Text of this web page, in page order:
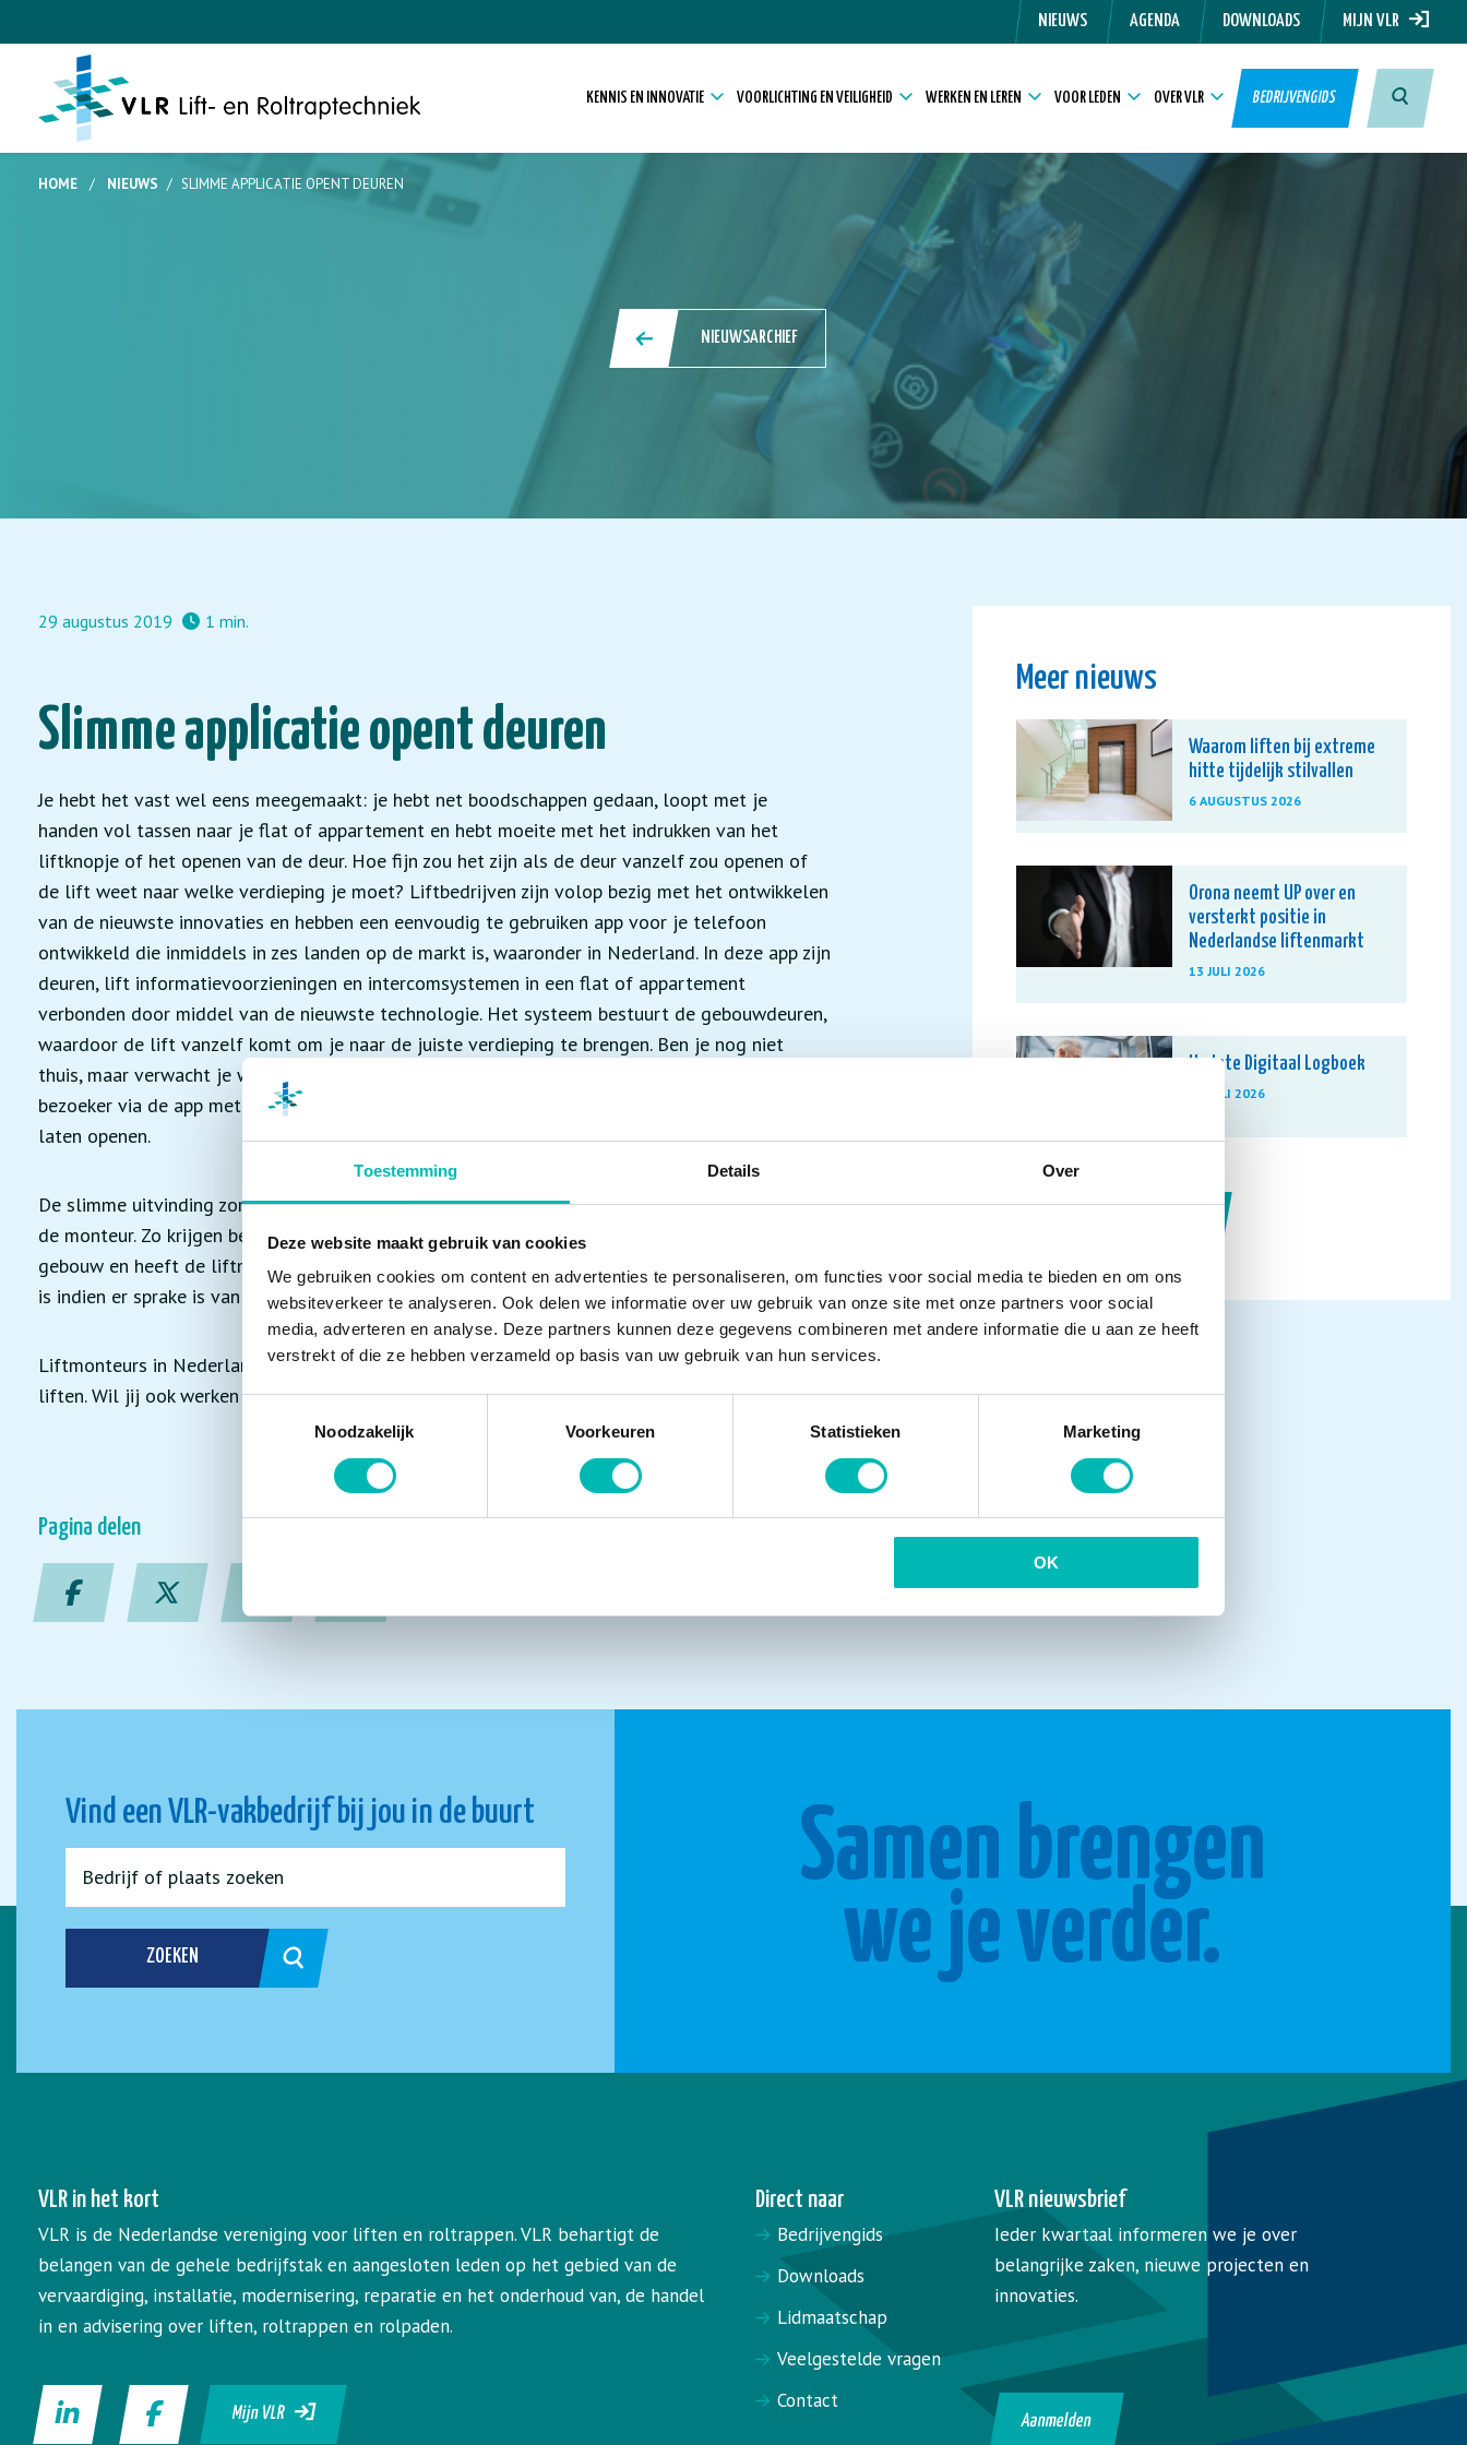
Toestemming Details Over
Deze website maakt gebruik van cookies
We gebruiken cookies om content en advertenties te personaliseren, om functies voor social media te bieden en om ons
websiteverkeer te analyseren. Ook delen we informatie over uw gebruik van onze site met onze partners voor social
media, adverteren en analyse. Deze partners kunnen deze gegevens combineren met andere informatie die u aan ze heeft
verstrekt of die ze hebben verzameld op basis van uw gebruik van hun services.
Noodzakelijk
Voorkeuren Statistieken Marketing
OK
NIEUWS AGENDA DOWNLOADS MIJN VLR
KENNIS EN INNOVATIE VOORLICHTING EN VEILIGHEID WERKEN EN LEREN VOOR LEDEN OVER VLR BEDRIJVENGIDS
HOME / NIEUWS / SLIMME APPLICATIE OPENT DEUREN
NIEUWSARCHIEF
29 augustus 2019 1 min.
Slimme applicatie opent deuren
Je hebt het vast wel eens meegemaakt: je hebt net boodschappen gedaan, loopt met je
handen vol tassen naar je flat of appartement en hebt moeite met het indrukken van het
liftknopje of het openen van de deur. Hoe fijn zou het zijn als de deur vanzelf zou openen of
de lift weet naar welke verdieping je moet? Liftbedrijven zijn volop bezig met het ontwikkelen
van de nieuwste innovaties en hebben een eenvoudig te gebruiken app voor je telefoon
ontwikkeld die inmiddels in zes landen op de markt is, waaronder in Nederland. In deze app zijn
deuren, lift informatievoorzieningen en intercomsystemen in een flat of appartement
verbonden door middel van de nieuwste technologie. Het systeem bestuurt de gebouwdeuren,
waardoor de lift vanzelf komt om je naar de juiste verdieping te brengen. Ben je nog niet
thuis, maar verwacht je wel bezoek? Of is een familielid de sleutel vergeten? Dan kun je de
bezoeker via de app met de lift naar de juiste verdieping sturen en de deuren automatisch
laten openen.
De slimme uitvinding zorgt voor een hoop gemak en flexibiliteit voor zowel de gebruiker als
de monteur. Zo krijgen bewoners via het digitale systeem relevante informatie door over het
gebouw en heeft de liftmonteur direct inzicht in het systeem, waardoor deze snel ter plaatse
is indien er sprake is van een storing.
Liftmonteurs in Nederland zijn continu bezig met het optimaliseren van het gebruiksgemak van
liften. Wil jij ook werken in de lift- en roltraptechniek? Ga dan naarwww.vlr.nl/werken-en-leren.
Pagina delen
Meer nieuws
Waarom liften bij extreme
hitte tijdelijk stilvallen
6 AUGUSTUS 2026
Orona neemt UP over en
versterkt positie in
Nederlandse liftenmarkt
13 JULI 2026
Update Digitaal Logboek
13 JULI 2026
Vind een VLR-vakbedrijf bij jou in de buurt
ZOEKEN
Samen brengen
we je verder.
VLR in het kort
VLR is de Nederlandse vereniging voor liften en roltrappen. VLR behartigt de
belangen van de gehele bedrijfstak en aangesloten leden op het gebied van de
vervaardiging, installatie, modernisering, reparatie en het onderhoud van, de handel
in en advisering over liften, roltrappen en rolpaden.
Mijn VLR
Direct naar
Bedrijvengids
Downloads
Lidmaatschap
Veelgestelde vragen
Contact
VLR nieuwsbrief
Ieder kwartaal informeren we je over
belangrijke zaken, nieuwe projecten en
innovaties.
Aanmelden